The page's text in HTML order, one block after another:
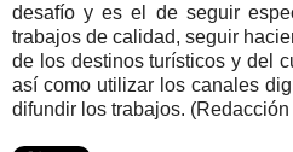
desafío y es el de seguir
trabajos de calidad, seguir
de los destinos turísticos y del
así como utilizar los canales
difundir los trabajos.